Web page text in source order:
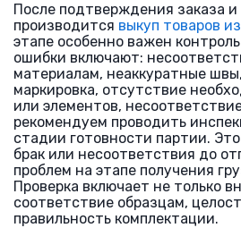
После подтверждения заказа
производится выкуп товаров
этапе особенно важен
ошибки включают:
материалам, неаккуратные
маркировка, отсутствие
или элементов,
рекомендуем проводить
стадии готовности партии.
брак или несоответствия до
проблем на этапе получения
Проверка включает не только
соответствие образцам,
правильность комплектации.